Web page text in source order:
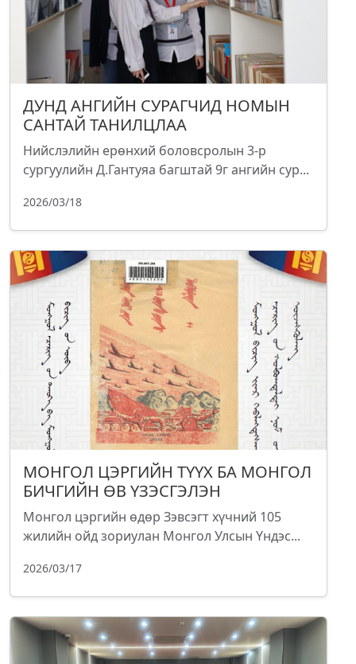
ДУНД АНГИЙН СУРАГЧИД НОМЫН
САНТАЙ ТАНИЛЦЛАА
Нийслэлийн ерөнхий боловсролын 3-р
сургуулийн Д.Гантуяа багштай 9г ангийн сур...
2026/03/18
МОНГОЛ ЦЭРГИЙН ТҮҮХ БА МОНГОЛ
БИЧГИЙН ӨВ ҮЗЭСГЭЛЭН
Монгол цэргийн өдөр Зэвсэгт хүчний 105
жилийн ойд зориулан Монгол Улсын Үндэс...
2026/03/17